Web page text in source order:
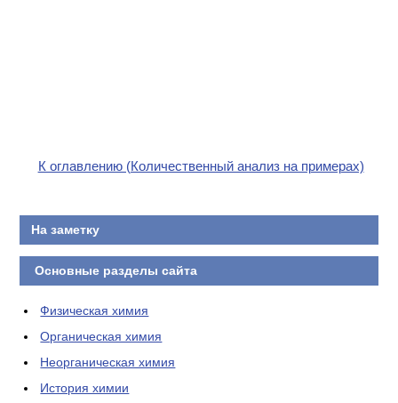
К оглавлению (Количественный анализ на примерах)
На заметку
Основные разделы сайта
Физическая химия
Органическая химия
Неорганическая химия
История химии